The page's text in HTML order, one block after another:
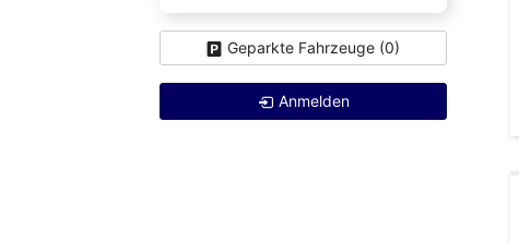
Geparkte Fahrzeuge (0)
Anmelden